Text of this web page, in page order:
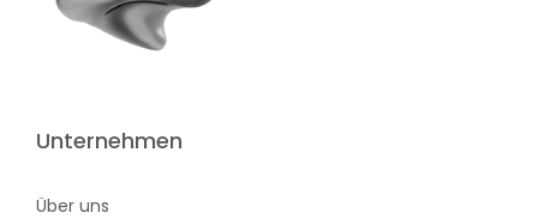
Unternehmen
Über uns